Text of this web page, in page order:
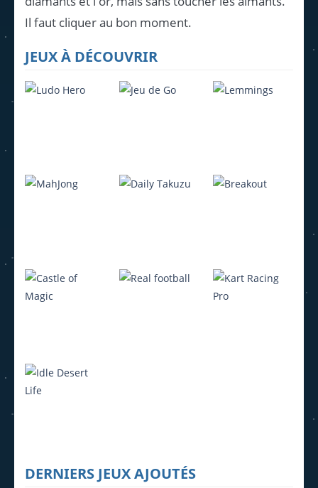
Il faut cliquer au bon moment.
JEUX À DÉCOUVRIR
MahJong
Castle of
Magic
Life
DERNIERS JEUX AJOUTÉS